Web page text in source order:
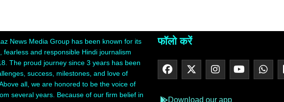
News Media Group has been known for its
fearless and responsible Hindi journalism
The proud journey since 3 years has been
success, milestones, and love of
all, we are honored to be the voice of
several years. Because of our firm belief in
फॉलो करें
Download our app